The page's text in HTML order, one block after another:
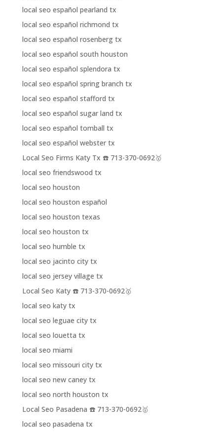
local seo español pearland tx
local seo español richmond tx
local seo español rosenberg tx
local seo español south houston
local seo español splendora tx
local seo español spring branch tx
local seo español stafford tx
local seo español sugar land tx
local seo español tomball tx
local seo español webster tx
Local Seo Firms Katy Tx ☎️ 713-370-0692🥇
local seo friendswood tx
local seo houston
local seo houston español
local seo houston texas
local seo houston tx
local seo humble tx
local seo jacinto city tx
local seo jersey village tx
Local Seo Katy ☎️ 713-370-0692🥇
local seo katy tx
local seo leguae city tx
local seo louetta tx
local seo miami
local seo missouri city tx
local seo new caney tx
local seo north houston tx
Local Seo Pasadena ☎️ 713-370-0692🥇
local seo pasadena tx